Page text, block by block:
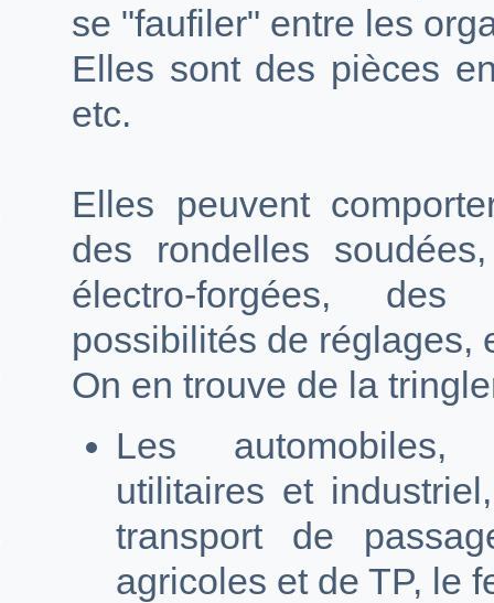
se "faufiler" entre les
Elles sont des pièces
etc.
Elles peuvent
des rondelles
électro-forgées,
possibilités de réglages,
On en trouve de la
Les automobiles,
utilitaires et
transport de
agricoles et de TP, le